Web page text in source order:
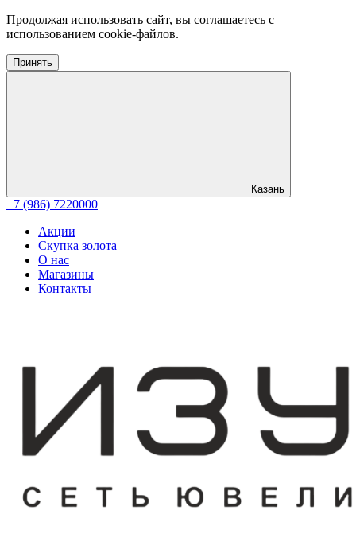
Продолжая использовать сайт, вы соглашаетесь с
использованием cookie-файлов.
Принять
Казань
+7 (986) 7220000
Акции
Скупка золота
О нас
Магазины
Контакты